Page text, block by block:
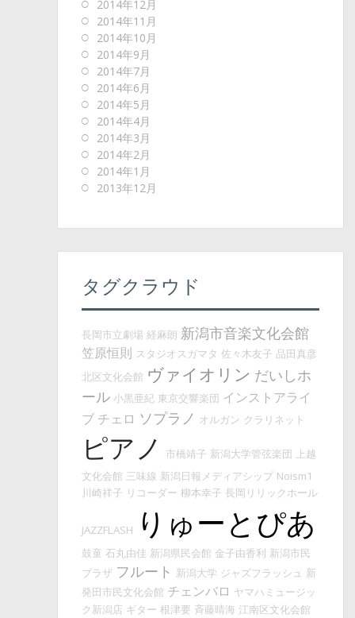
2014年12月
2014年11月
2014年10月
2014年9月
2014年7月
2014年6月
2014年5月
2014年4月
2014年3月
2014年2月
2014年1月
2013年12月
タグクラウド
長岡市立劇場 経麻朗 新潟市音楽文化会館
笠原恒則 スタジオスガマタ 佐々木友子 品田真彦
北区文化会館 ヴァイオリン だいしホ
ール 小黒亜紀 東京交響楽団 インストアライ
ブ チェロ ソプラノ オルガン クラリネット
ピアノ 市橋靖子 新潟大学管弦楽団
上越
文化会館 三味線 新潟日報メディアシップ Noism1
川崎祥子 リコーダー 柳本幸子 長岡リリックホール
JAZZFLASH りゅーとぴあ
鼓童 石丸由佳 新潟県民会館 金子由香利 新潟市民
プラザ フルート 新潟大学 ジャズフラッシュ 新
発田市民文化会館 チェンバロ ヤマハミュージッ
ク新潟店 ギター 根津要 斉藤晴海 江南区文化会館